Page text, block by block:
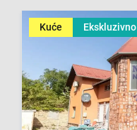
Kuće Ekskluzivno